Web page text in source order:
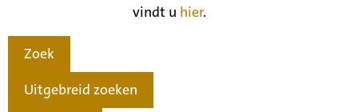
vindt u hier.
Zoek
Uitgebreid zoeken